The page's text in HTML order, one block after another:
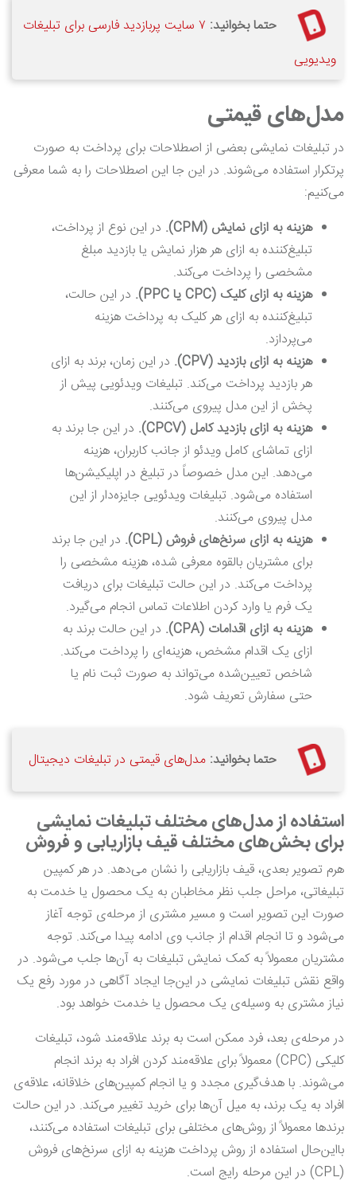
حتما بخوانید:
۷ سایت پربازدید فارسی برای تبلیغات
ویدیویی
مدل‌های قیمتی
در تبلیغات نمایشی بعضی از اصطلاحات برای پرداخت به صورت
پرتکرار استفاده می‌شوند. در این جا این اصطلاحات را به شما معرفی
می‌کنیم:
هزینه به ازای نمایش (CPM).
در این نوع از پرداخت،
تبلیغ‌کننده به ازای هر هزار نمایش یا بازدید مبلغ
مشخصی را پرداخت می‌کند.
هزینه به ازای کلیک (CPC یا PPC).
در این حالت،
تبلیغ‌کننده به ازای هر کلیک به پرداخت هزینه
می‌پردازد.
هزینه به ازای بازدید (CPV).
در این زمان، برند به ازای
هر بازدید پرداخت می‌کند. تبلیغات ویدئویی پیش از
پخش از این مدل پیروی می‌کنند.
هزینه به ازای بازدید کامل (CPCV).
در این جا برند به
ازای تماشای کامل ویدئو از جانب کاربران، هزینه
می‌دهد. این مدل خصوصاً در تبلیغ در اپلیکیشن‌ها
استفاده می‌شود. تبلیغات ویدئویی جایزه‌دار از این
مدل پیروی می‌کنند.
هزینه به ازای سرنخ‌های فروش (CPL).
در این جا برند
برای مشتریان بالقوه معرفی شده، هزینه‌ مشخصی را
پرداخت می‌کند. در این حالت تبلیغات برای دریافت
یک فرم یا وارد کردن اطلاعات تماس انجام می‌گیرد.
هزینه به ازای اقدامات (CPA).
در این حالت برند به
ازای یک اقدام مشخص، هزینه‌ای را پرداخت می‌کند.
شاخص تعیین‌شده می‌تواند به صورت ثبت نام یا
حتی سفارش تعریف شود.
حتما بخوانید: مدل‌های قیمتی در تبلیغات دیجیتال
استفاده از مدل‌های مختلف تبلیغات نمایشی
برای بخش‌های مختلف قیف بازاریابی و فروش
هرم تصویر بعدی، قیف بازاریابی را نشان می‌دهد. در هر کمپین
تبلیغاتی، مراحل جلب نظر مخاطبان به یک محصول یا خدمت به
صورت این تصویر است و مسیر مشتری از مرحله‌ی توجه آغاز
می‌شود و تا انجام اقدام از جانب وی ادامه پیدا می‌کند. توجه
مشتریان معمولاً به کمک نمایش تبلیغات به آن‌ها جلب می‌شود. در
واقع نقش تبلیغات نمایشی در این‌جا ایجاد آگاهی در مورد رفع یک
نیاز مشتری به وسیله‌ی یک محصول یا خدمت خواهد بود.
در مرحله‌ی بعد، فرد ممکن است به برند علاقه‌مند شود، تبلیغات
کلیکی (CPC) معمولاً برای علاقه‌مند کردن افراد به برند انجام
می‌شوند. با هدف‌گیری مجدد و یا انجام کمپین‌های خلاقانه، علاقه‌ی
افراد به یک برند، به میل آن‌ها برای خرید تغییر می‌کند. در این حالت
برندها معمولاً از روش‌های مختلفی برای تبلیغات استفاده می‌کنند،
با‌این‌حال استفاده از روش پرداخت هزینه به ازای سرنخ‌های فروش
(CPL) در این مرحله رایج است.